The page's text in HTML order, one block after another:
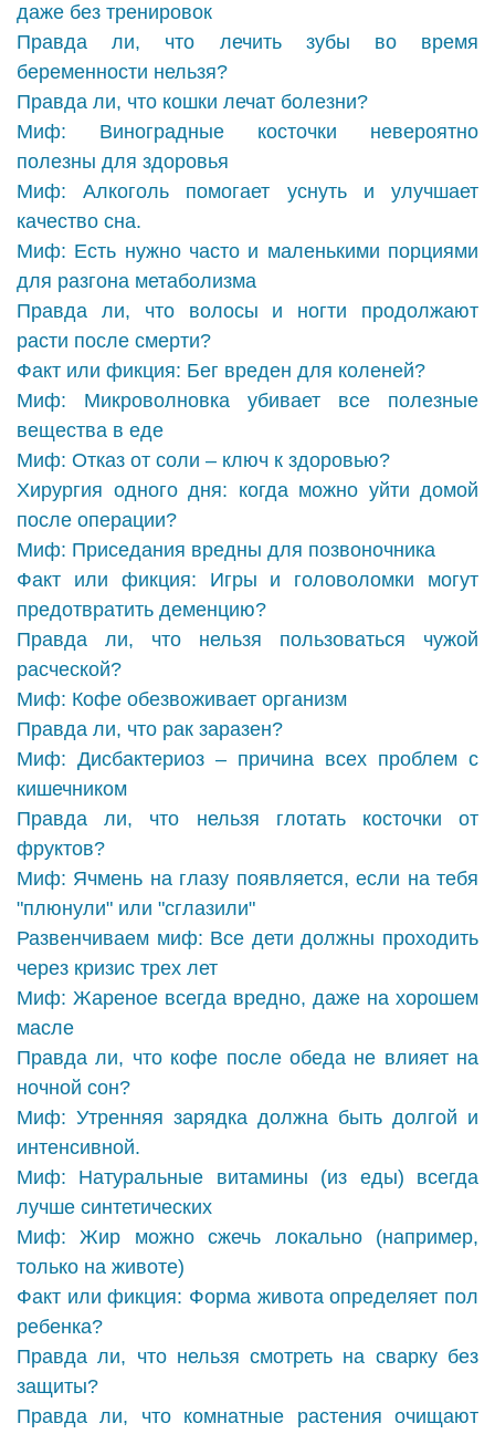
даже без тренировок
Правда ли, что лечить зубы во время
беременности нельзя?
Правда ли, что кошки лечат болезни?
Миф: Виноградные косточки невероятно
полезны для здоровья
Миф: Алкоголь помогает уснуть и улучшает
качество сна.
Миф: Есть нужно часто и маленькими порциями
для разгона метаболизма
Правда ли, что волосы и ногти продолжают
расти после смерти?
Факт или фикция: Бег вреден для коленей?
Миф: Микроволновка убивает все полезные
вещества в еде
Миф: Отказ от соли – ключ к здоровью?
Хирургия одного дня: когда можно уйти домой
после операции?
Миф: Приседания вредны для позвоночника
Факт или фикция: Игры и головоломки могут
предотвратить деменцию?
Правда ли, что нельзя пользоваться чужой
расческой?
Миф: Кофе обезвоживает организм
Правда ли, что рак заразен?
Миф: Дисбактериоз – причина всех проблем с
кишечником
Правда ли, что нельзя глотать косточки от
фруктов?
Миф: Ячмень на глазу появляется, если на тебя
"плюнули" или "сглазили"
Развенчиваем миф: Все дети должны проходить
через кризис трех лет
Миф: Жареное всегда вредно, даже на хорошем
масле
Правда ли, что кофе после обеда не влияет на
ночной сон?
Миф: Утренняя зарядка должна быть долгой и
интенсивной.
Миф: Натуральные витамины (из еды) всегда
лучше синтетических
Миф: Жир можно сжечь локально (например,
только на животе)
Факт или фикция: Форма живота определяет пол
ребенка?
Правда ли, что нельзя смотреть на сварку без
защиты?
Правда ли, что комнатные растения очищают